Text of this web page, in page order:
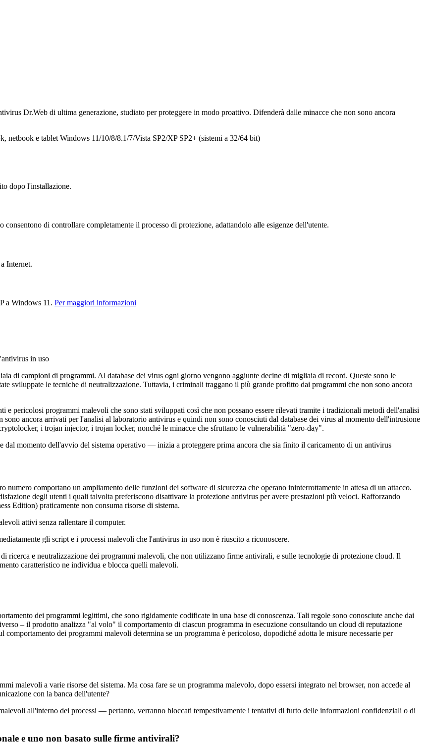
Dr.Web di ultima generazione, studiato per proteggere in modo proattivo. Difenderà dalle minacce che non sono ancora
netbook e tablet Windows 11/10/8/8.1/7/Vista SP2/XP SP2+ (sistemi a 32/64 bit)
dopo l'installazione.
di controllare completamente il processo di protezione, adattandolo alle esigenze dell'utente.
Internet.
a Windows 11. Per maggiori informazioni
in uso
di campioni di programmi. Al database dei virus ogni giorno vengono aggiunte decine di migliaia di record. Queste sono le
sviluppate le tecniche di neutralizzazione. Tuttavia, i criminali traggano il più grande profitto dai programmi che non sono ancora
e pericolosi programmi malevoli che sono stati sviluppati così che non possano essere rilevati tramite i tradizionali metodi dell'analisi
ancora arrivati per l'analisi al laboratorio antivirus e quindi non sono conosciuti dal database dei virus al momento dell'intrusione
i trojan injector, i trojan locker, nonché le minacce che sfruttano le vulnerabilità "zero-day".
dal momento dell'avvio del sistema operativo — inizia a proteggere prima ancora che sia finito il caricamento di un antivirus
comportano un ampliamento delle funzioni dei software di sicurezza che operano ininterrottamente in attesa di un attacco.
degli utenti i quali talvolta preferiscono disattivare la protezione antivirus per avere prestazioni più veloci. Rafforzando
Edition) praticamente non consuma risorse di sistema.
attivi senza rallentare il computer.
gli script e i processi malevoli che l'antivirus in uso non è riuscito a riconoscere.
ricerca e neutralizzazione dei programmi malevoli, che non utilizzano firme antivirali, e sulle tecnologie di protezione cloud. Il
caratteristico ne individua e blocca quelli malevoli.
dei programmi legittimi, che sono rigidamente codificate in una base di conoscenza. Tali regole sono conosciute anche dai
– il prodotto analizza "al volo" il comportamento di ciascun programma in esecuzione consultando un cloud di reputazione
comportamento dei programmi malevoli determina se un programma è pericoloso, dopodiché adotta le misure necessarie per
malevoli a varie risorse del sistema. Ma cosa fare se un programma malevolo, dopo essersi integrato nel browser, non accede al
con la banca dell'utente?
all'interno dei processi — pertanto, verranno bloccati tempestivamente i tentativi di furto delle informazioni confidenziali o di
e uno non basato sulle firme antivirali?